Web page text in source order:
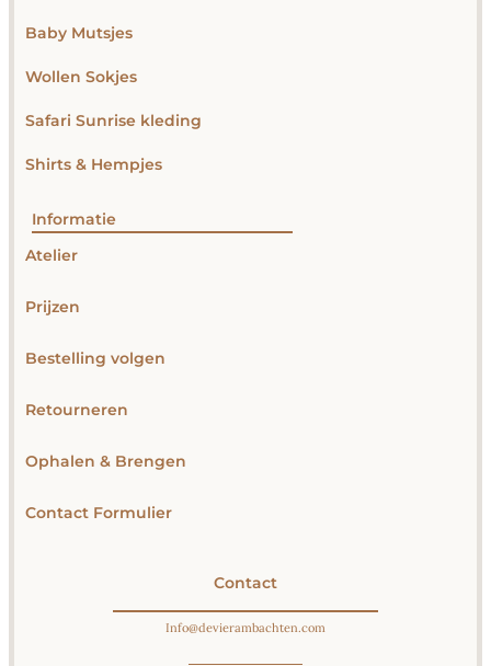
Baby Mutsjes
Wollen Sokjes
Safari Sunrise kleding
Shirts & Hempjes
Informatie
Atelier
Prijzen
Bestelling volgen
Retourneren
Ophalen & Brengen
Contact Formulier
Contact
Info@devierambachten.com